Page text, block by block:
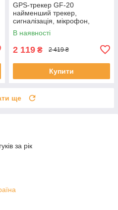
GPS-трекер GF-20
найменший трекер,
сигналізація, мікрофон,
диктофон
В наявності
2 119 ₴ 2 419 ₴
Купити
ще
за рік